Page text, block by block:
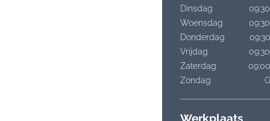
Dinsdag
Woensdag
Donderdag
Vrijdag
Zaterdag
Zondag
Werkplaats